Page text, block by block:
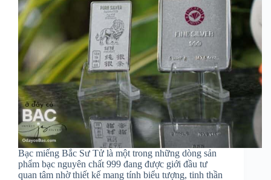
Bạc miếng Bắc Sư Tử là một trong những dòng sản
phẩm bạc nguyên chất 999 đang được giới đầu tư
quan tâm nhờ thiết kế mang tính biểu tượng, tinh thần